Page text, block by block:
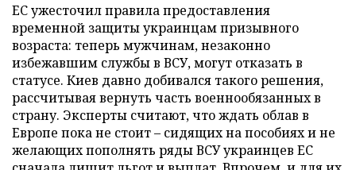
ЕС ужесточил правила предоставления
временной защиты украинцам призывного
возраста: теперь мужчинам, незаконно
избежавшим службы в ВСУ, могут отказать в
статусе. Киев давно добивался такого решения,
рассчитывая вернуть часть военнообязанных в
страну. Эксперты считают, что ждать облав в
Европе пока не стоит – сидящих на пособиях и не
желающих пополнять ряды ВСУ украинцев ЕС